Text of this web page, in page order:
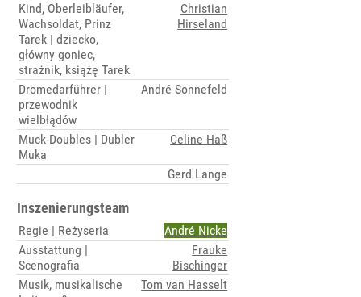
Kind, Oberleibläufer,
Wachsoldat, Prinz
Tarek | dziecko,
główny goniec,
strażnik, książę Tarek
Christian
Hirseland
Dromedarführer |
przewodnik
wielbłądów
André Sonnefeld
Muck-Doubles | Dubler
Muka
Celine Haß
Gerd Lange
Inszenierungsteam
Regie | Reżyseria
André Nicke
Ausstattung |
Scenografia
Frauke
Bischinger
Musik, musikalische
Tom van Hasselt